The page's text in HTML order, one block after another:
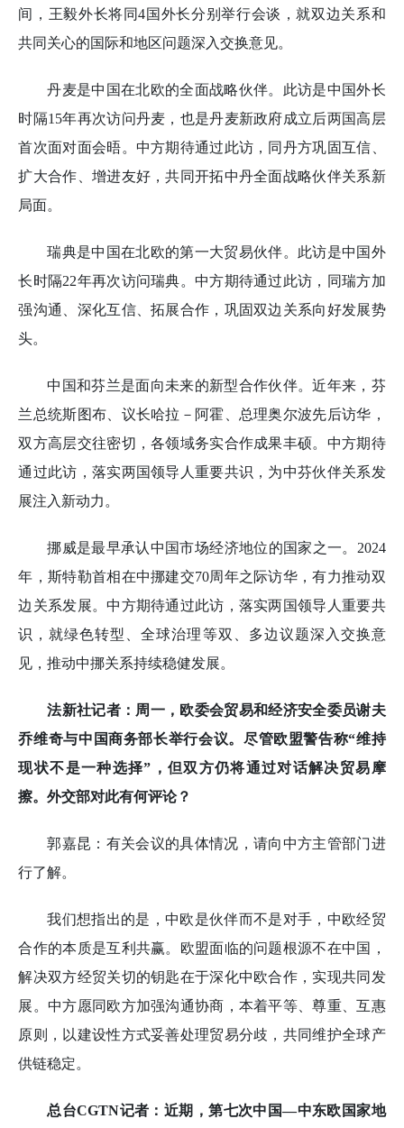
间，王毅外长将同4国外长分别举行会谈，就双边关系和
共同关心的国际和地区问题深入交换意见。
丹麦是中国在北欧的全面战略伙伴。此访是中国外长
时隔15年再次访问丹麦，也是丹麦新政府成立后两国高层
首次面对面会晤。中方期待通过此访，同丹方巩固互信、
扩大合作、增进友好，共同开拓中丹全面战略伙伴关系新
局面。
瑞典是中国在北欧的第一大贸易伙伴。此访是中国外
长时隔22年再次访问瑞典。中方期待通过此访，同瑞方加
强沟通、深化互信、拓展合作，巩固双边关系向好发展势
头。
中国和芬兰是面向未来的新型合作伙伴。近年来，芬
兰总统斯图布、议长哈拉－阿霍、总理奥尔波先后访华，
双方高层交往密切，各领域务实合作成果丰硕。中方期待
通过此访，落实两国领导人重要共识，为中芬伙伴关系发
展注入新动力。
挪威是最早承认中国市场经济地位的国家之一。2024
年，斯特勒首相在中挪建交70周年之际访华，有力推动双
边关系发展。中方期待通过此访，落实两国领导人重要共
识，就绿色转型、全球治理等双、多边议题深入交换意
见，推动中挪关系持续稳健发展。
法新社记者：周一，欧委会贸易和经济安全委员谢夫
乔维奇与中国商务部长举行会议。尽管欧盟警告称“维持
现状不是一种选择”，但双方仍将通过对话解决贸易摩
擦。外交部对此有何评论？
郭嘉昆：有关会议的具体情况，请向中方主管部门进
行了解。
我们想指出的是，中欧是伙伴而不是对手，中欧经贸
合作的本质是互利共赢。欧盟面临的问题根源不在中国，
解决双方经贸关切的钥匙在于深化中欧合作，实现共同发
展。中方愿同欧方加强沟通协商，本着平等、尊重、互惠
原则，以建设性方式妥善处理贸易分歧，共同维护全球产
供链稳定。
总台CGTN记者：近期，第七次中国—中东欧国家地